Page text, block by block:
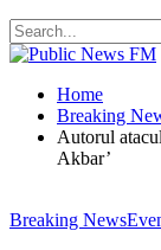
Home
Breaking
Autorul
Akbar’
Breaking News